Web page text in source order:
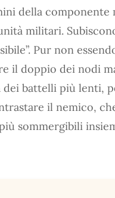
della componente
militari.
Pur non
il doppio dei nodi
battelli più lenti,
il nemico,
sommergibili